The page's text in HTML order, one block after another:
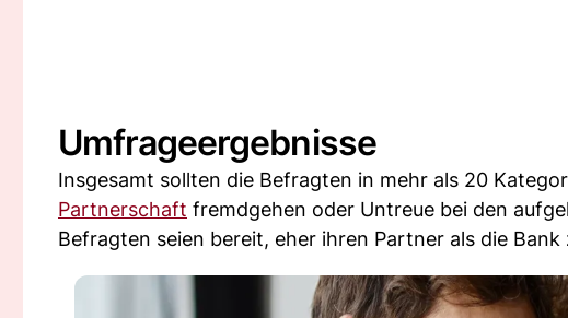
Umfrageergebnisse
Insgesamt sollten die Befragten in mehr als 20
Partnerschaft fremdgehen oder Untreue bei den
Befragten seien bereit, eher ihren Partner als die Bank